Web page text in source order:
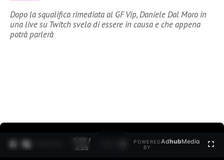
Dopo la squalifica rimediata al GF Vip, Daniele Dal Moro in
una live su Twitch svela di essere in causa e che appena
potrà parlerà
0:29 /
3:35
POWERED
BY
AdhubMedia